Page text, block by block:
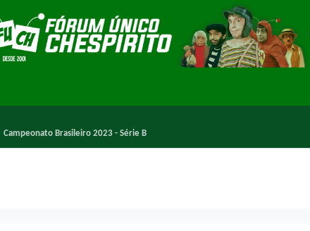
Campeonato Brasileiro 2023 - Série B